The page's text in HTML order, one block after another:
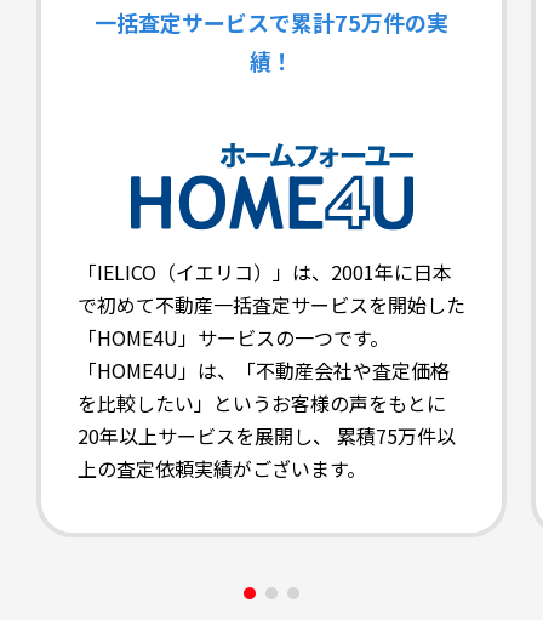
一括査定サービスで累計75万件の実
績！
「IELICO（イエリコ）」は、2001年に日本
で初めて不動産一括査定サービスを開始した
「HOME4U」サービスの一つです。
「HOME4U」は、「不動産会社や査定価格
を比較したい」というお客様の声をもとに
20年以上サービスを展開し、 累積75万件以
上の査定依頼実績がございます。